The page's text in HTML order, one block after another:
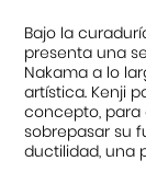
Bajo la
presenta una
Nakama a lo
artística. Kenji
concepto, para
sobrepasar su
ductilidad, una